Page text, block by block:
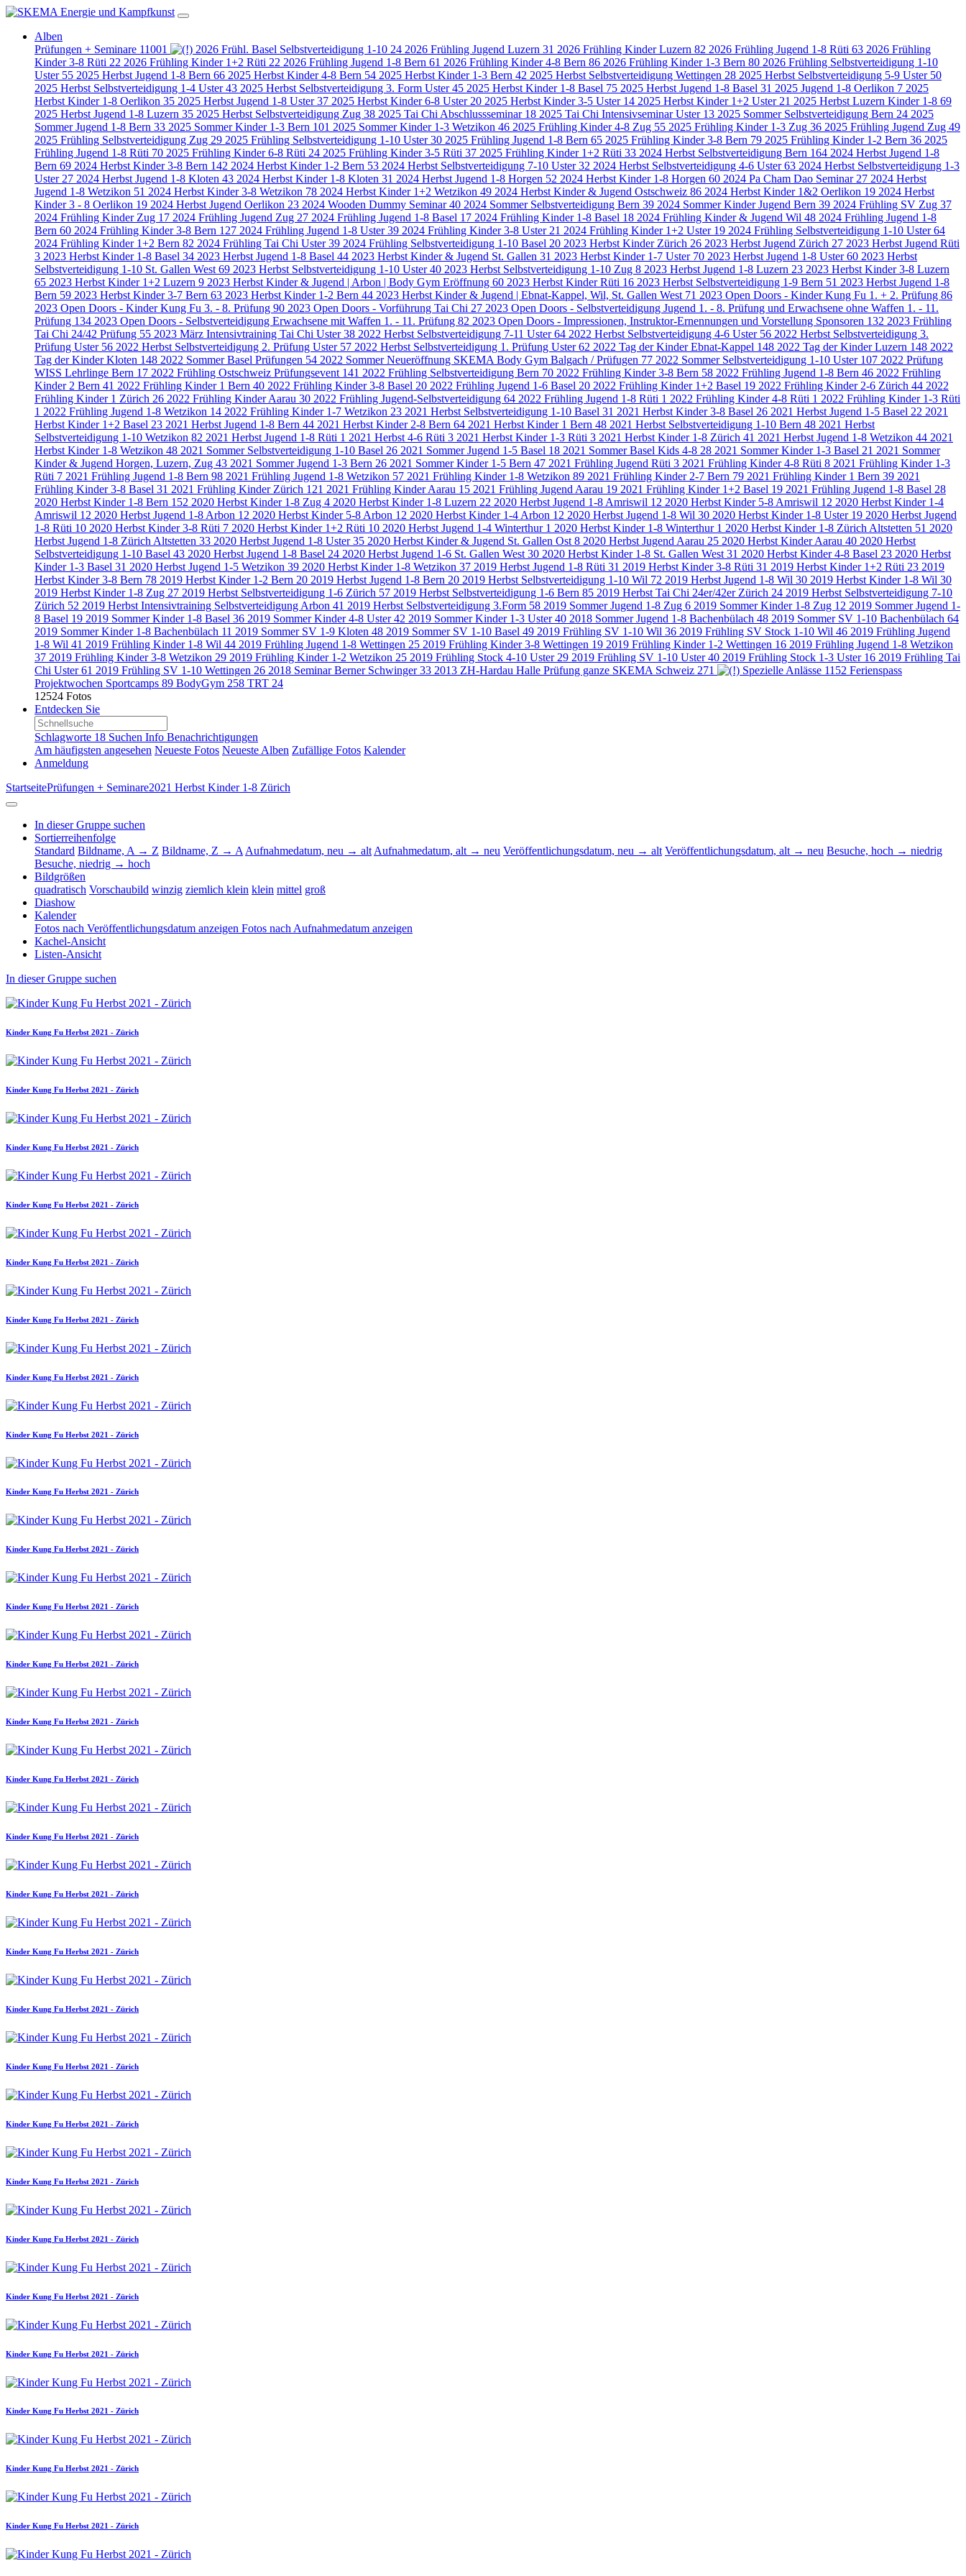
Alben
Prüfungen + Seminare 11001 2026 Frühl. Basel Selbstverteidigung 1-10 24 2026 Frühling Jugend Luzern 31 2026 Frühling Kinder Luzern 82 2026 Frühling Jugend 1-8 Rüti 63 2026 Frühling
Kinder 3-8 Rüti 22 2026 Frühling Kinder 1+2 Rüti 22 2026 Frühling Jugend 1-8 Bern 61 2026 Frühling Kinder 4-8 Bern 86 2026 Frühling Kinder 1-3 Bern 80 2026 Frühling Selbstverteidigung 1-10
Uster 55 2025 Herbst Jugend 1-8 Bern 66 2025 Herbst Kinder 4-8 Bern 54 2025 Herbst Kinder 1-3 Bern 42 2025 Herbst Selbstverteidigung Wettingen 28 2025 Herbst Selbstverteidigung 5-9 Uster 50
2025 Herbst Selbstverteidigung 1-4 Uster43 2025 Herbst Selbstverteidigung 3. Form Uster45 2025 Herbst Kinder 1-8 Basel 75 2025 Herbst Jugend 1-8 Basel 31 2025 Jugend 1-8 Oerlikon 7 2025
Herbst Kinder 1-8 Oerlikon 35 2025 Herbst Jugend 1-8 Uster37 2025 Herbst Kinder 6-8 Uster 20 2025 Herbst Kinder 3-5 Uster 14 2025 Herbst Kinder 1+2 Uster 21 2025 Herbst Luzern Kinder 1-8 69
2025 Herbst Jugend 1-8 Luzern 35 2025 Herbst Selbstverteidigung Zug 38 2025 Tai Chi Abschlussseminar 18 2025 Tai Chi Intensivseminar Uster 13 2025 Sommer Selbstverteidigung Bern 24 2025
Sommer Jugend 1-8 Bern 33 2025 Sommer Kinder 1-3 Bern 101 2025 Sommer Kinder 1-3 Wetzikon 46 2025 Frühling Kinder 4-8 Zug 55 2025 Frühling Kinder 1-3 Zug 36 2025 Frühling Jugend Zug 49
2025 Frühling Selbstverteidigung Zug 29 2025 Frühling Selbstverteidigung 1-10 Uster30 2025 Frühling Jugend 1-8 Bern 65 2025 Frühling Kinder 3-8 Bern 79 2025 Frühling Kinder 1-2 Bern 36 2025
Frühling Jugend 1-8 Rüti 70 2025 Frühling Kinder 6-8 Rüti 24 2025 Frühling Kinder 3-5 Rüti 37 2025 Frühling Kinder 1+2 Rüti 33 2024 Herbst Selbstverteidigung Bern 164 2024 Herbst Jugend 1-8
Bern 69 2024 Herbst Kinder 3-8 Bern 142 2024 Herbst Kinder 1-2 Bern 53 2024 Herbst Selbstverteidigung 7-10 Uster32 2024 Herbst Selbstverteidigung 4-6 Uster63 2024 Herbst Selbstverteidigung 1-3
Uster 27 2024 Herbst Jugend 1-8 Kloten 43 2024 Herbst Kinder 1-8 Kloten 31 2024 Herbst Jugend 1-8 Horgen 52 2024 Herbst Kinder 1-8 Horgen 60 2024 Pa Cham Dao Seminar 27 2024 Herbst
Jugend 1-8 Wetzikon 51 2024 Herbst Kinder 3-8 Wetzikon 78 2024 Herbst Kinder 1+2 Wetzikon 49 2024 Herbst Kinder & Jugend Ostschweiz 86 2024 Herbst Kinder 1&2 Oerlikon 19 2024 Herbst
Kinder 3 - 8 Oerlikon 19 2024 Herbst Jugend Oerlikon 23 2024 Wooden Dummy Seminar40 2024 Sommer Selbstverteidigung Bern 39 2024 Sommer Kinder Jugend Bern 39 2024 Frühling SV Zug 37
2024 Frühling Kinder Zug 17 2024 Frühling Jugend Zug 27 2024 Frühling Jugend 1-8 Basel 17 2024 Frühling Kinder 1-8 Basel 18 2024 Frühling Kinder & Jugend Wil 48 2024 Frühling Jugend 1-8
Bern 60 2024 Frühling Kinder 3-8 Bern 127 2024 Frühling Jugend 1-8 Uster39 2024 Frühling Kinder 3-8 Uster 21 2024 Frühling Kinder 1+2 Uster 19 2024 Frühling Selbstverteidigung 1-10 Uster64
2024 Frühling Kinder 1+2 Bern 82 2024 Frühling Tai Chi Uster39 2024 Frühling Selbstverteidigung 1-10 Basel 20 2023 Herbst Kinder Zürich 26 2023 Herbst Jugend Zürich 27 2023 Herbst Jugend Rüti
3 2023 Herbst Kinder 1-8 Basel 34 2023 Herbst Jugend 1-8 Basel 44 2023 Herbst Kinder & Jugend St. Gallen 31 2023 Herbst Kinder 1-7 Uster 70 2023 Herbst Jugend 1-8 Uster60 2023 Herbst
Selbstverteidigung 1-10 St. Gallen West 69 2023 Herbst Selbstverteidigung 1-10 Uster40 2023 Herbst Selbstverteidigung 1-10 Zug 8 2023 Herbst Jugend 1-8 Luzern 23 2023 Herbst Kinder 3-8 Luzern
65 2023 Herbst Kinder 1+2 Luzern 9 2023 Herbst Kinder & Jugend | Arbon | Body Gym Eröffnung 60 2023 Herbst Kinder Rüti 16 2023 Herbst Selbstverteidigung 1-9 Bern 51 2023 Herbst Jugend 1-8
Bern 59 2023 Herbst Kinder 3-7 Bern 63 2023 Herbst Kinder 1-2 Bern 44 2023 Herbst Kinder & Jugend | Ebnat-Kappel, Wil, St. Gallen West 71 2023 Open Doors - Kinder Kung Fu 1. + 2. Prüfung 86
2023 Open Doors - Kinder Kung Fu 3. - 8. Prüfung 90 2023 Open Doors - Vorführung Tai Chi 27 2023 Open Doors - Selbstverteidigung Jugend 1. - 8. Prüfung und Erwachsene ohne Waffen 1. - 11.
Prüfung 134 2023 Open Doors - Selbstverteidigung Erwachsene mit Waffen 1. - 11. Prüfung 82 2023 Open Doors - Impressionen, Instruktor-Ernennungen und Vorstellung Sponsoren 132 2023 Frühling
Tai Chi 24/42 Prüfung 55 2023 März Intensivtraining Tai Chi Uster38 2022 Herbst Selbstverteidigung 7-11 Uster64 2022 Herbst Selbstverteidigung 4-6 Uster 56 2022 Herbst Selbstverteidigung 3.
Prüfung Uster 56 2022 Herbst Selbstverteidigung 2. Prüfung Uster 57 2022 Herbst Selbstverteidigung 1. Prüfung Uster62 2022 Tag der Kinder Ebnat-Kappel 148 2022 Tag der Kinder Luzern 148 2022
Tag der Kinder Kloten 148 2022 Sommer Basel Prüfungen 54 2022 Sommer Neueröffnung SKEMA Body Gym Balgach / Prüfugen 77 2022 Sommer Selbstverteidigung 1-10 Uster 107 2022 Prüfung
WISS Lehrlinge Bern 17 2022 Frühling Ostschweiz Prüfungsevent 141 2022 Frühling Selbstverteidigung Bern 70 2022 Frühling Kinder 3-8 Bern 58 2022 Frühling Jugend 1-8 Bern 46 2022 Frühling
Kinder 2 Bern 41 2022 Frühling Kinder 1 Bern 40 2022 Frühling Kinder 3-8 Basel 20 2022 Frühling Jugend 1-6 Basel 20 2022 Frühling Kinder 1+2 Basel 19 2022 Frühling Kinder 2-6 Zürich 44 2022
Frühling Kinder 1 Zürich 26 2022 Frühling Kinder Aarau 30 2022 Frühling Jugend-Selbstverteidigung 64 2022 Frühling Jugend 1-8 Rüti 1 2022 Frühling Kinder 4-8 Rüti 1 2022 Frühling Kinder 1-3 Rüti
1 2022 Frühling Jugend 1-8 Wetzikon 14 2022 Frühling Kinder 1-7 Wetzikon 23 2021 Herbst Selbstverteidigung 1-10 Basel 31 2021 Herbst Kinder 3-8 Basel 26 2021 Herbst Jugend 1-5 Basel 22 2021
Herbst Kinder 1+2 Basel 23 2021 Herbst Jugend 1-8 Bern 44 2021 Herbst Kinder 2-8 Bern 64 2021 Herbst Kinder 1 Bern 48 2021 Herbst Selbstverteidigung 1-10 Bern 48 2021 Herbst
Selbstverteidigung 1-10 Wetzikon 82 2021 Herbst Jugend 1-8 Rüti 1 2021 Herbst 4-6 Rüti 3 2021 Herbst Kinder 1-3 Rüti 3 2021 Herbst Kinder 1-8 Zürich 41 2021 Herbst Jugend 1-8 Wetzikon 44 2021
Herbst Kinder 1-8 Wetzikon 48 2021 Sommer Selbstverteidigung 1-10 Basel 26 2021 Sommer Jugend 1-5 Basel 18 2021 Sommer Basel Kids 4-8 28 2021 Sommer Kinder 1-3 Basel 21 2021 Sommer
Kinder & Jugend Horgen, Luzern, Zug 43 2021 Sommer Jugend 1-3 Bern 26 2021 Sommer Kinder 1-5 Bern 47 2021 Frühling Jugend Rüti 3 2021 Frühling Kinder 4-8 Rüti 8 2021 Frühling Kinder 1-3
Rüti 7 2021 Frühling Jugend 1-8 Bern 98 2021 Frühling Jugend 1-8 Wetzikon 57 2021 Frühling Kinder 1-8 Wetzikon 89 2021 Frühling Kinder 2-7 Bern 79 2021 Frühling Kinder 1 Bern 39 2021
Frühling Kinder 3-8 Basel 31 2021 Frühling Kinder Zürich 121 2021 Frühling Kinder Aarau 15 2021 Frühling Jugend Aarau 19 2021 Frühling Kinder 1+2 Basel 19 2021 Frühling Jugend 1-8 Basel 28
2020 Herbst Kinder 1-8 Bern 152 2020 Herbst Kinder 1-8 Zug 4 2020 Herbst Kinder 1-8 Luzern 22 2020 Herbst Jugend 1-8 Amriswil 12 2020 Herbst Kinder 5-8 Amriswil 12 2020 Herbst Kinder 1-4
Amriswil 12 2020 Herbst Jugend 1-8 Arbon 12 2020 Herbst Kinder 5-8 Arbon 12 2020 Herbst Kinder 1-4 Arbon 12 2020 Herbst Jugend 1-8 Wil 30 2020 Herbst Kinder 1-8 Uster 19 2020 Herbst Jugend
1-8 Rüti 10 2020 Herbst Kinder 3-8 Rüti 7 2020 Herbst Kinder 1+2 Rüti 10 2020 Herbst Jugend 1-4 Winterthur 1 2020 Herbst Kinder 1-8 Winterthur 1 2020 Herbst Kinder 1-8 Zürich Altstetten 51 2020
Herbst Jugend 1-8 Zürich Altstetten 33 2020 Herbst Jugend 1-8 Uster35 2020 Herbst Kinder & Jugend St. Gallen Ost 8 2020 Herbst Jugend Aarau 25 2020 Herbst Kinder Aarau 40 2020 Herbst
Selbstverteidigung 1-10 Basel 43 2020 Herbst Jugend 1-8 Basel 24 2020 Herbst Jugend 1-6 St. Gallen West 30 2020 Herbst Kinder 1-8 St. Gallen West 31 2020 Herbst Kinder 4-8 Basel 23 2020 Herbst
Kinder 1-3 Basel 31 2020 Herbst Jugend 1-5 Wetzikon 39 2020 Herbst Kinder 1-8 Wetzikon 37 2019 Herbst Jugend 1-8 Rüti 31 2019 Herbst Kinder 3-8 Rüti 31 2019 Herbst Kinder 1+2 Rüti 23 2019
Herbst Kinder 3-8 Bern 78 2019 Herbst Kinder 1-2 Bern 20 2019 Herbst Jugend 1-8 Bern 20 2019 Herbst Selbstverteidigung 1-10 Wil 72 2019 Herbst Jugend 1-8 Wil 30 2019 Herbst Kinder 1-8 Wil 30
2019 Herbst Kinder 1-8 Zug 27 2019 Herbst Selbstverteidigung 1-6 Zürich 57 2019 Herbst Selbstverteidigung 1-6 Bern 85 2019 Herbst Tai Chi 24er/42er Zürich 24 2019 Herbst Selbstverteidigung 7-10
Zürich 52 2019 Herbst Intensivtraining Selbstverteidigung Arbon 41 2019 Herbst Selbstverteidigung 3.Form 58 2019 Sommer Jugend 1-8 Zug 6 2019 Sommer Kinder 1-8 Zug 12 2019 Sommer Jugend 1-
8 Basel 19 2019 Sommer Kinder 1-8 Basel 36 2019 Sommer Kinder 4-8 Uster42 2019 Sommer Kinder 1-3 Uster40 2018 Sommer Jugend 1-8 Bachenbülach 48 2019 Sommer SV 1-10 Bachenbülach 64
2019 Sommer Kinder 1-8 Bachenbülach 11 2019 Sommer SV 1-9 Kloten 48 2019 Sommer SV 1-10 Basel 49 2019 Frühling SV 1-10 Wil 36 2019 Frühling SV Stock 1-10 Wil 46 2019 Frühling Jugend
1-8 Wil 41 2019 Frühling Kinder 1-8 Wil 44 2019 Frühling Jugend 1-8 Wettingen 25 2019 Frühling Kinder 3-8 Wettingen 19 2019 Frühling Kinder 1-2 Wettingen 16 2019 Frühling Jugend 1-8 Wetzikon
37 2019 Frühling Kinder 3-8 Wetzikon 29 2019 Frühling Kinder 1-2 Wetzikon 25 2019 Frühling Stock 4-10 Uster 29 2019 Frühling SV 1-10 Uster40 2019 Frühling Stock 1-3 Uster 16 2019 Frühling Tai
Chi Uster61 2019 Frühling SV 1-10 Wettingen 26 2018 Seminar Berner Schwinger33 2013 ZH-Hardau Halle Prüfung ganze SKEMA Schweiz 271 Spezielle Anlässe 1152 Ferienspass
Projektwochen Sportcamps 89 BodyGym 258 TRT 24
12524 Fotos
Entdecken Sie
Schlagworte 18 Suchen Info Benachrichtigungen
Am häufigsten angesehen Neueste Fotos Neueste Alben Zufällige Fotos Kalender
Anmeldung
StartseitePrüfungen + Seminare2021 Herbst Kinder 1-8 Zürich
In dieser Gruppe suchen
Sortierreihenfolge
Standard Bildname, A → Z Bildname, Z → A Aufnahmedatum, neu → alt Aufnahmedatum, alt → neu Veröffentlichungsdatum, neu → alt Veröffentlichungsdatum, alt → neu Besuche, hoch → niedrig
Besuche, niedrig → hoch
Bildgrößen
quadratisch Vorschaubild winzig ziemlich klein klein mittel groß
Diashow
Kalender
Fotos nach Veröffentlichungsdatum anzeigen Fotos nach Aufnahmedatum anzeigen
Kachel-Ansicht
Listen-Ansicht
In dieser Gruppe suchen
Kinder Kung Fu Herbst 2021 - Zürich
Kinder Kung Fu Herbst 2021 - Zürich
Kinder Kung Fu Herbst 2021 - Zürich
Kinder Kung Fu Herbst 2021 - Zürich
Kinder Kung Fu Herbst 2021 - Zürich
Kinder Kung Fu Herbst 2021 - Zürich
Kinder Kung Fu Herbst 2021 - Zürich
Kinder Kung Fu Herbst 2021 - Zürich
Kinder Kung Fu Herbst 2021 - Zürich
Kinder Kung Fu Herbst 2021 - Zürich
Kinder Kung Fu Herbst 2021 - Zürich
Kinder Kung Fu Herbst 2021 - Zürich
Kinder Kung Fu Herbst 2021 - Zürich
Kinder Kung Fu Herbst 2021 - Zürich
Kinder Kung Fu Herbst 2021 - Zürich
Kinder Kung Fu Herbst 2021 - Zürich
Kinder Kung Fu Herbst 2021 - Zürich
Kinder Kung Fu Herbst 2021 - Zürich
Kinder Kung Fu Herbst 2021 - Zürich
Kinder Kung Fu Herbst 2021 - Zürich
Kinder Kung Fu Herbst 2021 - Zürich
Kinder Kung Fu Herbst 2021 - Zürich
Kinder Kung Fu Herbst 2021 - Zürich
Kinder Kung Fu Herbst 2021 - Zürich
Kinder Kung Fu Herbst 2021 - Zürich
Kinder Kung Fu Herbst 2021 - Zürich
Kinder Kung Fu Herbst 2021 - Zürich